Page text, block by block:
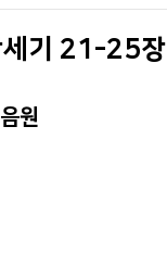
세기 21-25장
원